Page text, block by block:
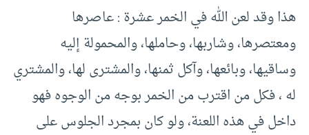
هذا وقد لعن الله في الخمر عشرة : عاصرها
ومعتصرها، وشاربها، وحاملها، والمحمولة إليه
وساقيها، وبائعها، وآكل ثمنها، والمشترى لها، والمشتري
له ، فكل من اقترب من الخمر بوجه من الوجوه فهو
داخل في هذه اللعنة، ولو كان بمجرد الجلوس على